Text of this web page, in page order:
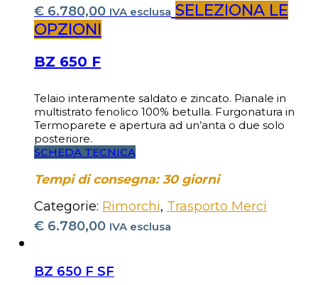
€ 6.780,00 IVA esclusa SELEZIONA LE
OPZIONI
BZ 650 F
Telaio interamente saldato e zincato. Pianale in
multistrato fenolico 100% betulla. Furgonatura in
Termoparete e apertura ad un’anta o due solo
posteriore.
SCHEDA TECNICA
Tempi di consegna: 30 giorni
Categorie: Rimorchi, Trasporto Merci
€ 6.780,00 IVA esclusa
BZ 650 F SF